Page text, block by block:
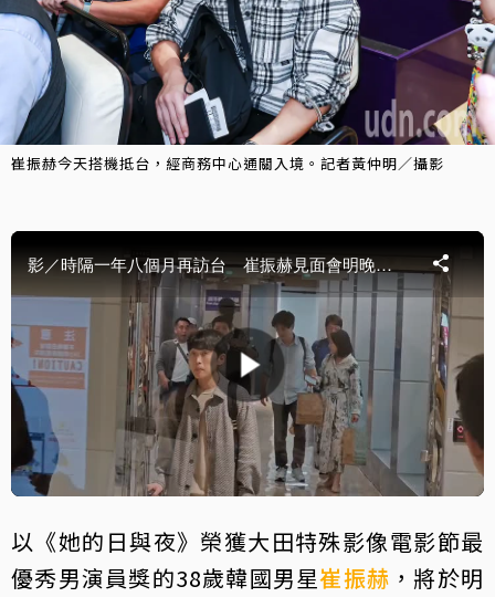
崔振赫今天搭機抵台，經商務中心通關入境。記者黃仲明／攝影
以《她的日與夜》榮獲大田特殊影像電影節最
優秀男演員獎的38歲韓國男星崔振赫 ，將於明